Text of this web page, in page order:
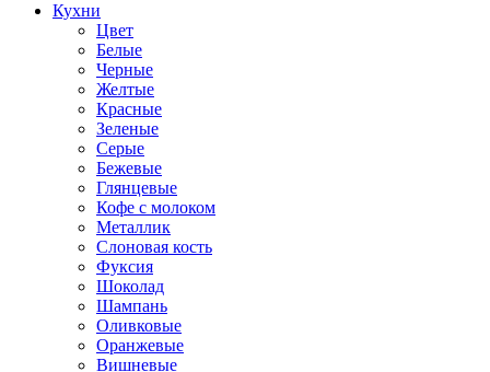
Кухни
Цвет
Белые
Черные
Желтые
Красные
Зеленые
Серые
Бежевые
Глянцевые
Кофе с молоком
Металлик
Слоновая кость
Фуксия
Шоколад
Шампань
Оливковые
Оранжевые
Вишневые